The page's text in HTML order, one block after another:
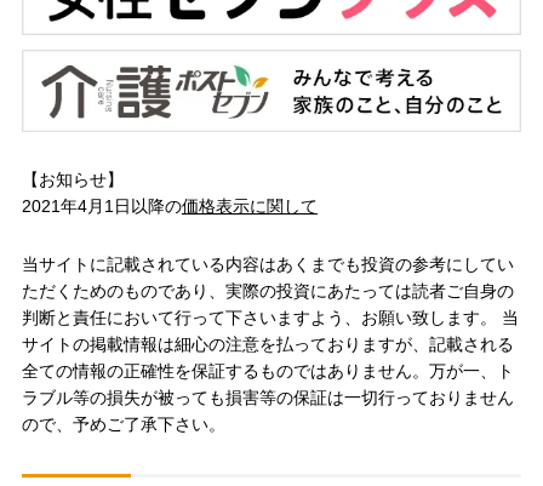
【お知らせ】
2021年4月1日以降の価格表示に関して
当サイトに記載されている内容はあくまでも投資の参考にしてい
ただくためのものであり、実際の投資にあたっては読者ご自身の
判断と責任において行って下さいますよう、お願い致します。 当
サイトの掲載情報は細心の注意を払っておりますが、記載される
全ての情報の正確性を保証するものではありません。万が一、ト
ラブル等の損失が被っても損害等の保証は一切行っておりません
ので、予めご了承下さい。